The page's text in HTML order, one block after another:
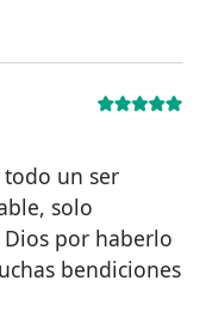
todo un ser
solo
por haberlo
bendiciones